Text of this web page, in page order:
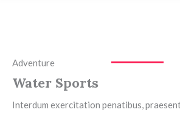
Adventure
Water Sports
Interdum exercitation penatibus,